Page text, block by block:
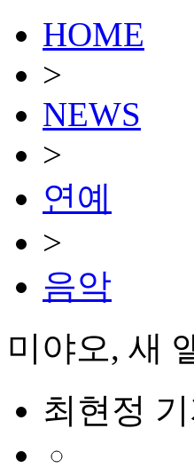
HOME
>
NEWS
>
연예
>
음악
미야오, 새
최현정